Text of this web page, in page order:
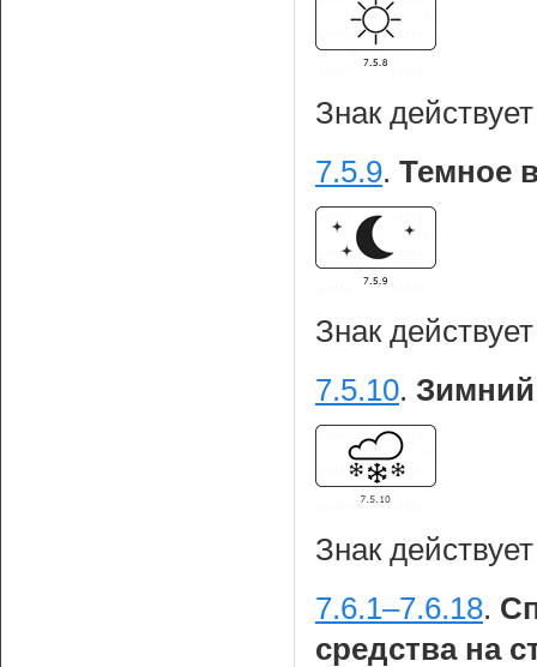
Знак
7.5.9. Темное
Знак
7.5.10.
Знак
7.6.1–7.6.18.
средства на